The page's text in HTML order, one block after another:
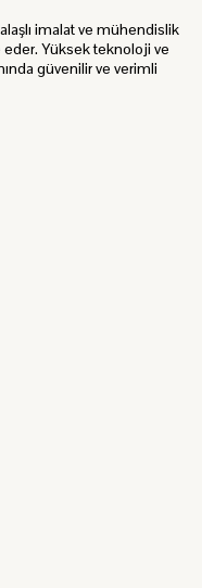
imalat ve mühendislik
Yüksek teknoloji ve
güvenilir ve verimli